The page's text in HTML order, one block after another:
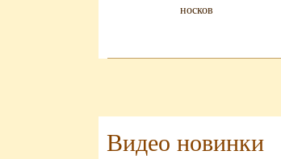
носков
Видео новинки